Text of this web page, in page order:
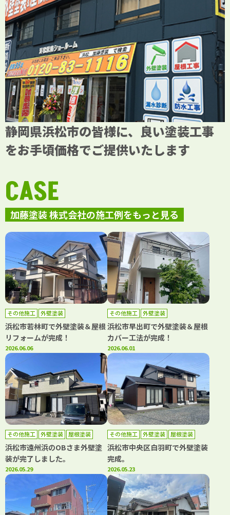
静岡県浜松市の皆様に、良い塗装工事
をお手頃価格でご提供いたします
加藤塗装 株式会社の施工例をもっと見る
CASE
その他施工 外壁塗装
浜松市若林町で外壁塗装＆屋根
リフォームが完成！
2026.06.06
その他施工 外壁塗装
浜松市早出町で外壁塗装＆屋根
カバー工法が完成！
2026.06.01
その他施工 外壁塗装
屋根塗装
防水工事
浜松市遠州浜のOBさま外壁塗
装が完了しました。
2026.05.29
その他施工 外壁塗装 屋根塗装
浜松市中央区白羽町で外壁塗装
完成。
2026.05.23